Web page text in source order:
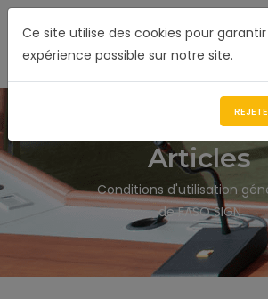
Articles
Conditions d'utilisation
de FASO SIGN
Ce site utilise des cookies pour
expérience possible sur notre site.